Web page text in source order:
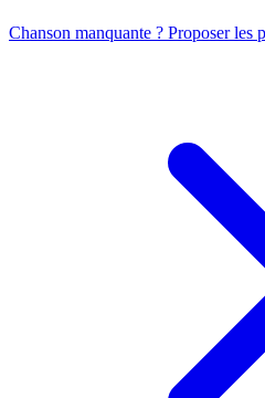
Chanson manquante ? Proposer les